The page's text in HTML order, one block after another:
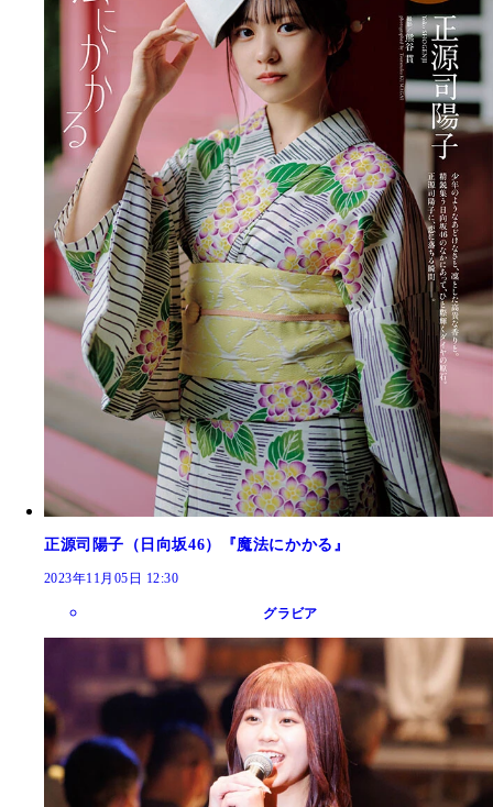
正源司陽子（日向坂46）『魔法にかかる』
2023年11月05日 12:30
グラビア